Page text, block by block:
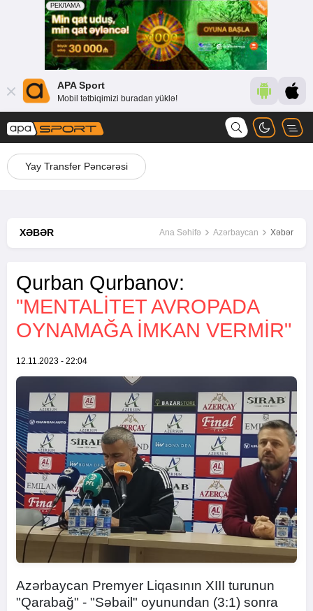
APA Sport
Mobil tətbiqimizi buradan yüklə!
Yay Transfer Pəncərəsi
XƏBƏR Ana Səhifə Azərbaycan Xəbər
Qurban Qurbanov:
"MENTALITET AVROPADA
OYNAMAĞA IMKAN VERMIR"
12.11.2023 - 22:04
Azərbaycan Premyer Liqasının XIII turunun
"Qarabağ" - "Səbail" oyunundan (3:1) sonra